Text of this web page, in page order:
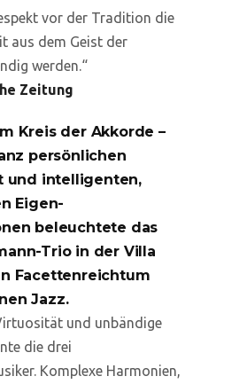
vor der Tradition die
aus dem Geist der
werden.“
Zeitung
Kreis der Akkorde –
persönlichen
und intelligenten,
Eigen-
beleuchtete das
Trio in der Villa
Facettenreichtum
Jazz.
und unbändige
die drei
Komplexe Harmonien,